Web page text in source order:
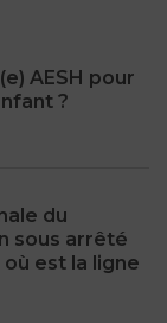
AESH pour
?
du
sous arrêté
est la ligne